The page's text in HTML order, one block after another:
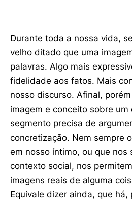
Durante toda a nossa vida,
velho ditado que uma
palavras. Algo mais
fidelidade aos fatos. Mais
nosso discurso. Afinal,
imagem e conceito sobre
segmento precisa de
concretização. Nem sempre
em nosso íntimo, ou que nos
contexto social, nos
imagens reais de alguma
Equivale dizer ainda, que há,